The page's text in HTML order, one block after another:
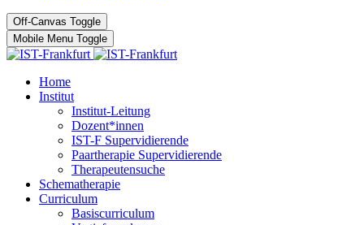
Off-Canvas Toggle
Mobile Menu Toggle
Home
Institut
Institut-Leitung
Dozent*innen
IST-F Supervidierende
Paartherapie Supervidierende
Therapeutensuche
Schematherapie
Curriculum
Basiscurriculum